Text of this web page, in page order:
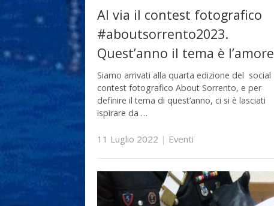
Al via il contest fotografico
#aboutsorrento2023.
Quest’anno il tema è l’amore
Siamo arrivati alla quarta edizione del social
contest fotografico About Sorrento, e per
definire il tema di quest’anno, ci si è lasciati
ispirare da …
11 Luglio 2022 | Eventi